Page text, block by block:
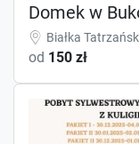
Domek w
Białka
od 150 zł